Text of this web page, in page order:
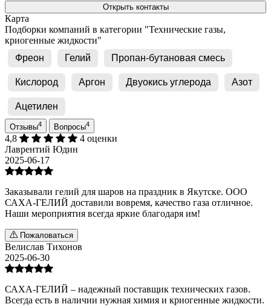
Открыть контакты
Карта
Подборки компаний в категории "Технические газы,
криогенные жидкости"
Фреон
Гелий Пропан-бутановая смесь
Кислород Аргон Двуокись углерода Азот
Ацетилен
Отзывы4 Вопросы4
4,8
4 оценки
Лаврентий Юдин
2025-06-17
Заказывали гелий для шаров на праздник в Якутске. ООО
САХА-ГЕЛИЙ доставили вовремя, качество газа отличное.
Наши мероприятия всегда яркие благодаря им!
Пожаловаться
Велислав Тихонов
2025-06-30
САХА-ГЕЛИЙ – надежный поставщик технических газов.
Всегда есть в наличии нужная химия и криогенные жидкости.